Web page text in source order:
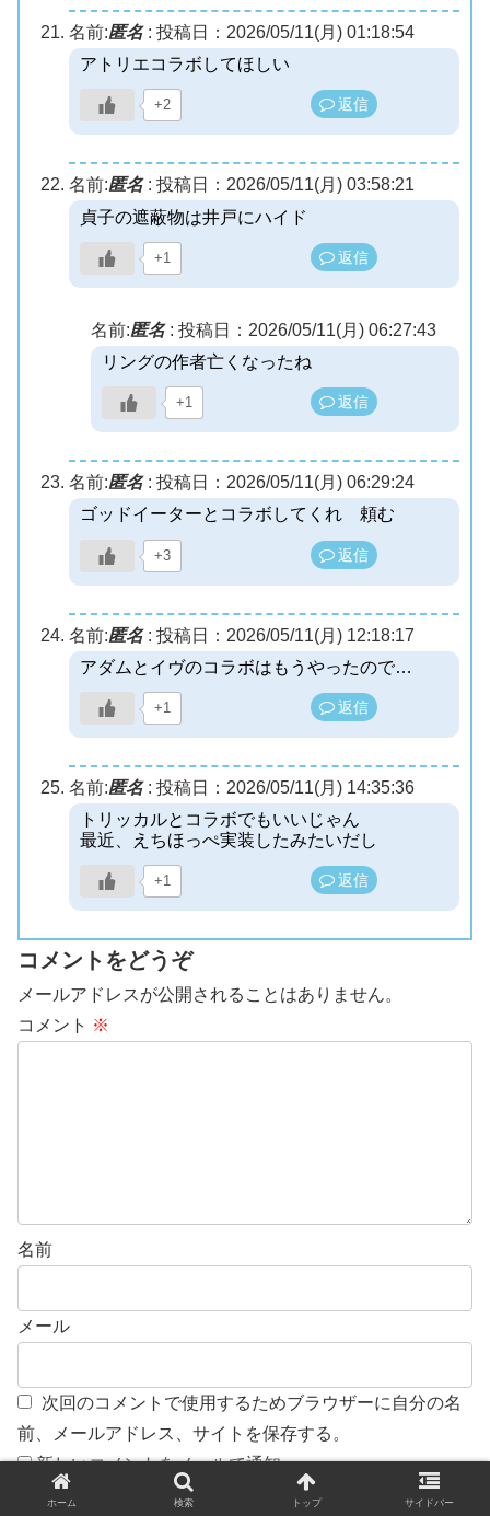
名前:匿名: 投稿日：2026/05/11(月) 01:18:54
アトリエコラボしてほしい
+2 返信
名前:匿名: 投稿日：2026/05/11(月) 03:58:21
貞子の遮蔽物は井戸にハイド
+1 返信
名前:匿名: 投稿日：2026/05/11(月) 06:27:43
リングの作者亡くなったね
+1 返信
名前:匿名: 投稿日：2026/05/11(月) 06:29:24
ゴッドイーターとコラボしてくれ 頼む
+3 返信
名前:匿名: 投稿日：2026/05/11(月) 12:18:17
アダムとイヴのコラボはもうやったので…
+1 返信
名前:匿名: 投稿日：2026/05/11(月) 14:35:36
トリッカルとコラボでもいいじゃん
最近、えちほっぺ実装したみたいだし
+1 返信
コメントをどうぞ
メールアドレスが公開されることはありません。
コメント ※
名前
メール
次回のコメントで使用するためブラウザーに自分の名
前、メールアドレス、サイトを保存する。
新しいコメントをメールで通知
新しい投稿をメールで受け取る
ホーム 検索 トップ サイドバー